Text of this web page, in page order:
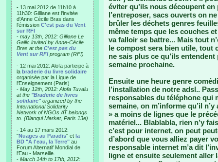
- 13 mai 2012 de 11h10 à
11h30: Gilliane est l'invitée
d'Anne Cécile Bras dans
l'émission C'est pas du Vent
sur RFI
- may 13th, 2012: Gilliane Le
Gallic invited by Anne-Cécile
Bras at the C'est pas du
Vent sur RFI program (RFI)
- 12 mai 2012: Alofa participe à
la braderie du livre solidaire
organisée par la Ligue de
l'Enseignement (Paris)
- May 12th, 2012: Alofa Tuvalu
at the "Braderie de livres
solidaire"organized by the
International Solidarity
Network of NGOs AT belongs
to. (Blanqui Market, Paris 13e)
- 14 au 17 mars 2012:
"Nuages au Paradis" et la
BD "A l'eau, la Terre" au
Forum Alternatif Mondial de
l'Eau - Marseille.
- March 14th to 17th, 2012:
éviter qu’ils nous découpent
l’entreposer, sacs ouverts on
brûler les déchets genres
même temps que les couches
va falloir se battre... Mais tout
le compost sera bien utile, tout
ne sais plus ce qu’ils
semaine prochaine.
Ensuite une heure genre
l’installation de notre adsl..
responsables du téléphone qui
semaine, on m’informe qu’il
» a moins de lignes que le
matériel... Blablabla, rien n’y
c’est pour internet, on peut
d’abord que vous alliez payer
responsable internet m’a dit
ligne et ensuite seulement aller